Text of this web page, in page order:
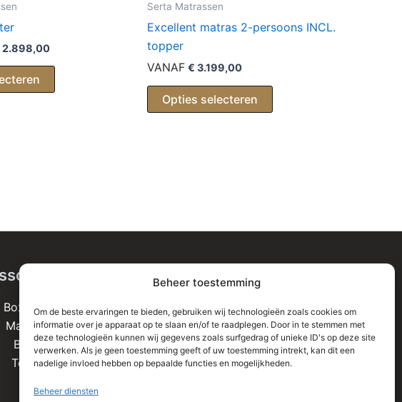
Beheer toestemming
Om de beste ervaringen te bieden, gebruiken wij technologieën zoals cookies om
informatie over je apparaat op te slaan en/of te raadplegen. Door in te stemmen met
deze technologieën kunnen wij gegevens zoals surfgedrag of unieke ID's op deze site
verwerken. Als je geen toestemming geeft of uw toestemming intrekt, kan dit een
nadelige invloed hebben op bepaalde functies en mogelijkheden.
Beheer diensten
2.898,00Prijsklasse:
Dit
product
worden
Serta Matrassen
Excellent matras 2-persoons INCL.
topper
VANAF € 3.199,00
Opties selecteren
Boxsprings
Matrassen
Bedden
Toppers
Informatie
Home
Shop
Contact
Algemene Voorwaarden